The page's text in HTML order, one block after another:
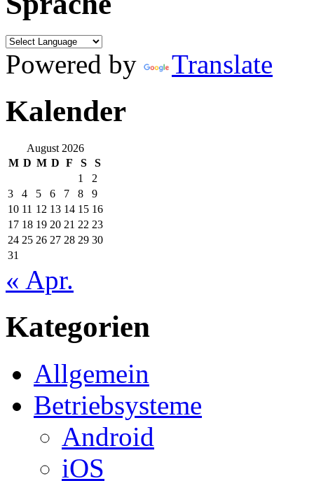
Powered by Translate
Kalender
August 2026
M D M D F S
S
1
2
3
4 5 6 7 8
9
10 11 12 13 14 15 16
17 18 19 20 21 22 23
24 25 26 27 28 29 30
31
« Apr.
Kategorien
Allgemein
Betriebsysteme
Android
iOS